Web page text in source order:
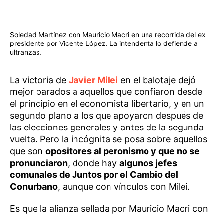
Soledad Martínez con Mauricio Macri en una recorrida del ex
presidente por Vicente López. La intendenta lo defiende a
ultranzas.
La victoria de Javier Milei en el balotaje dejó
mejor parados a aquellos que confiaron desde
el principio en el economista libertario, y en un
segundo plano a los que apoyaron después de
las elecciones generales y antes de la segunda
vuelta. Pero la incógnita se posa sobre aquellos
que son opositores al peronismo y que no se
pronunciaron, donde hay algunos jefes
comunales de Juntos por el Cambio del
Conurbano, aunque con vínculos con Milei.
Es que la alianza sellada por Mauricio Macri con